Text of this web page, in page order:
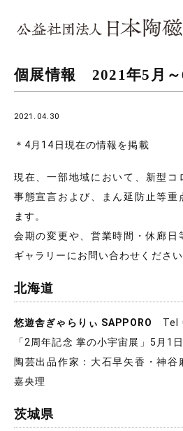
個展情報 2021年5月～
2021.04.30
＊4月14日現在の情報を掲載
現在、一部地域において、新型コ
事態宣言および、まん延防止等重
ます。
会期の変更や、営業時間・休廊日
ギャラリーにお問い合わせください
北海道
悠遊舎ぎゃらりぃ SAPPORO
Tel
「2周年記念 掌の小宇宙展」5月1
陶芸出品作家：大石早矢香・神谷
嘉央理
茨城県